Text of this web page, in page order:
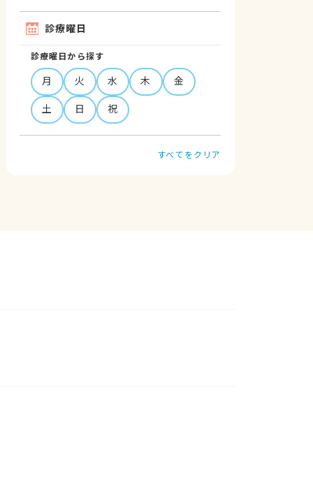
診療曜日
診療曜日から探す
月 火 水 木
金
土
日 祝
すべてをクリア